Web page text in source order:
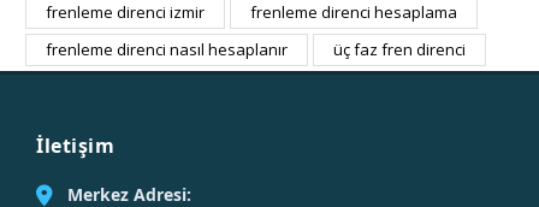
frenleme direnci izmir
frenleme direnci hesaplama
frenleme direnci nasıl hesaplanır
üç faz fren direnci
İletişim
Merkez Adresi: